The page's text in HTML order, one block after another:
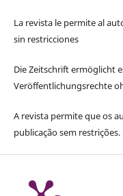
La revista le permite al
sin restricciones
Die Zeitschrift ermöglicht
Veröffentlichungsrechte
A revista permite que os
publicação sem restrições.